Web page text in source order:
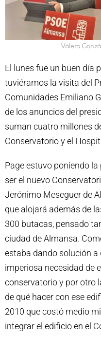
Valero
El lunes fue un buen día
tuviéramos la visita del
Comunidades Emiliano
de los anuncios del
suman cuatro millones
Conservatorio y el
Page estuvo poniendo
ser el nuevo
Jerónimo Meseguer de
que alojará además de
300 butacas, pensado
ciudad de Almansa.
estaba dando solución a
imperiosa necesidad de
conservatorio y por otro
de qué hacer con ese
2010 que costó medio
integrar el edificio en el